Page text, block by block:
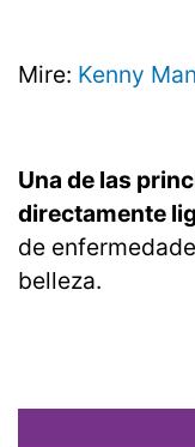
Mire: Kenny
Una de las
directamente
de
belleza.